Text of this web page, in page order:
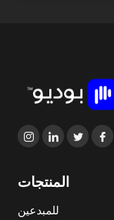
المنتجات
للمبدعين